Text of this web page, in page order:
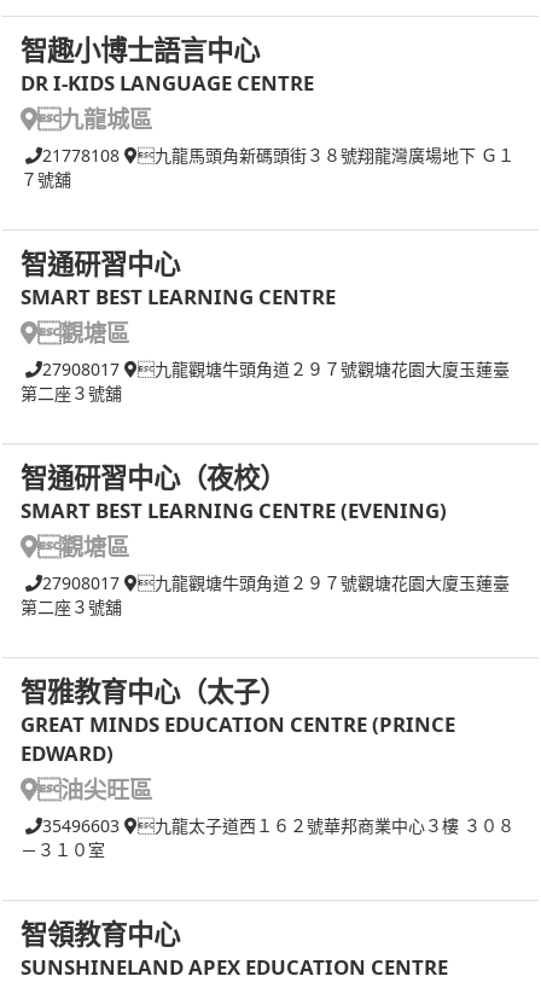
智趣小博士語言中心
DR I-KIDS LANGUAGE CENTRE
九龍城區
21778108
九龍馬頭角新碼頭街３８號翔龍灣廣場地下 Ｇ１
７號舖
智通研習中心
SMART BEST LEARNING CENTRE
觀塘區
27908017
九龍觀塘牛頭角道２９７號觀塘花園大廈玉蓮臺
第二座３號舖
智通研習中心（夜校）
SMART BEST LEARNING CENTRE (EVENING)
觀塘區
27908017
九龍觀塘牛頭角道２９７號觀塘花園大廈玉蓮臺
第二座３號舖
智雅教育中心（太子）
GREAT MINDS EDUCATION CENTRE (PRINCE
EDWARD)
油尖旺區
35496603
九龍太子道西１６２號華邦商業中心３樓 ３０８
－３１０室
智領教育中心
SUNSHINELAND APEX EDUCATION CENTRE